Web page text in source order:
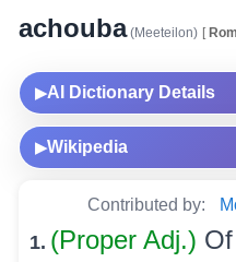
achouba(Meeteilon) [
▶AI Dictionary Details
▶Wikipedia
Contributed by:
1. (Proper Adj.)